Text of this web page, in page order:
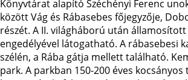
Könyvtárat alapító Széchényi Ferenc
között Vág és Rábasebes főjegyzője,
részét. A II. világháború után
engedélyével látogatható. A rábasebesi
szélén, a Rába gátja mellett található.
park. A parkban 150-200 éves